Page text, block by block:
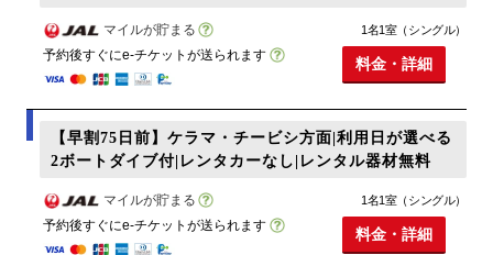
マイルが貯まる
予約後すぐにe-チケットが送られます
1名1室（シングル）
料金・詳細
【早割75日前】ケラマ・チービシ方面|利用日が選べる
2ボートダイブ付|レンタカーなし|レンタル器材無料
マイルが貯まる
予約後すぐにe-チケットが送られます
1名1室（シングル）
料金・詳細